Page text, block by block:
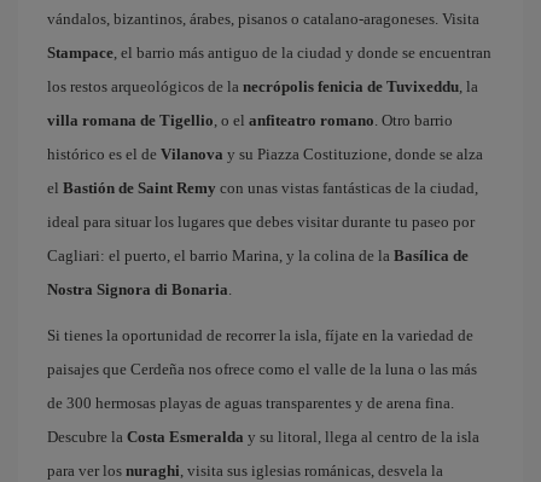
vándalos, bizantinos, árabes, pisanos o catalano-aragoneses. Visita
Stampace, el barrio más antiguo de la ciudad y donde se encuentran
los restos arqueológicos de la necrópolis fenicia de Tuvixeddu, la
villa romana de Tigellio, o el anfiteatro romano. Otro barrio
histórico es el de Vilanova y su Piazza Costituzione, donde se alza
el Bastión de Saint Remy con unas vistas fantásticas de la ciudad,
ideal para situar los lugares que debes visitar durante tu paseo por
Cagliari: el puerto, el barrio Marina, y la colina de la Basílica de
Nostra Signora di Bonaria.
Si tienes la oportunidad de recorrer la isla, fíjate en la variedad de
paisajes que Cerdeña nos ofrece como el valle de la luna o las más
de 300 hermosas playas de aguas transparentes y de arena fina.
Descubre la Costa Esmeralda y su litoral, llega al centro de la isla
para ver los nuraghi, visita sus iglesias románicas, desvela la